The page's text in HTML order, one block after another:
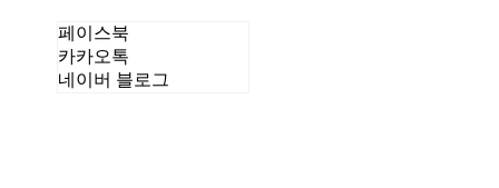
페이스북
카카오톡
네이버 블로그